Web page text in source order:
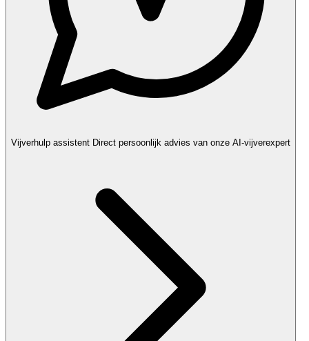
Vijverhulp assistent Direct persoonlijk advies van onze AI-vijverexpert